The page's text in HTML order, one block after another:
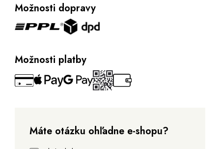
Možnosti dopravy
Možnosti platby
Máte otázku ohľadne e-shopu?